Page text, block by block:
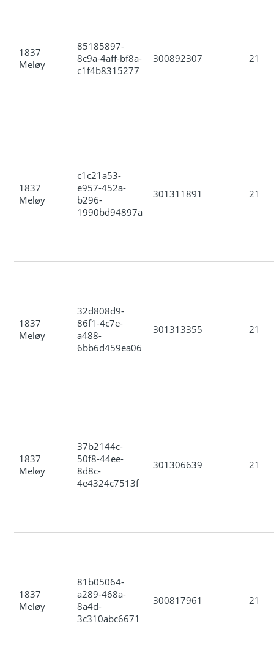
1837
Meløy
85185897-
8c9a-4aff-bf8a-
c1f4b8315277
300892307 21
1837
Meløy
c1c21a53-
e957-452a-
b296-
1990bd94897a
301311891 21
1837
Meløy
32d808d9-
86f1-4c7e-
a488-
6bb6d459ea06
301313355 21
1837
Meløy
37b2144c-
50f8-44ee-
8d8c-
4e4324c7513f
301306639 21
1837
Meløy
81b05064-
a289-468a-
8a4d-
3c310abc6671
300817961 21